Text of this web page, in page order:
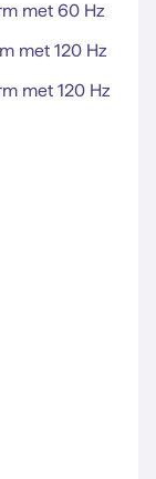
met 60 Hz
met 120 Hz
met 120 Hz